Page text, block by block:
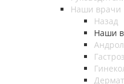
Наши врачи
Назад
Наши